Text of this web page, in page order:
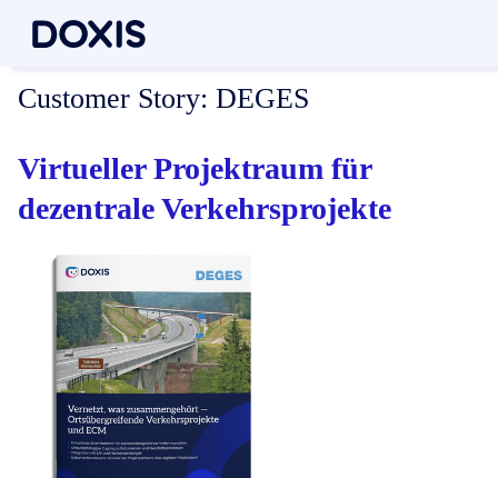
Customer Story: DEGES
Virtueller Projektraum für
dezentrale Verkehrsprojekte